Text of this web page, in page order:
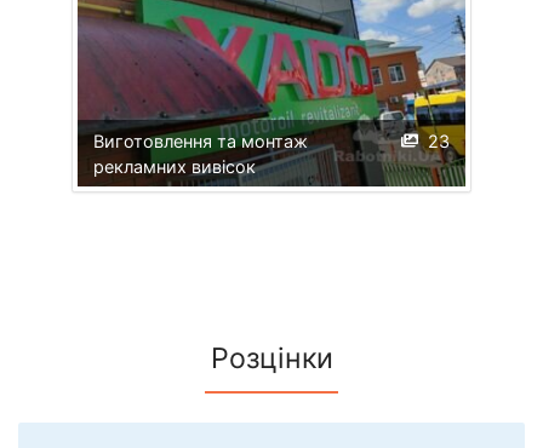
23
Виготовлення та монтаж
рекламних вивісок
Розцінки